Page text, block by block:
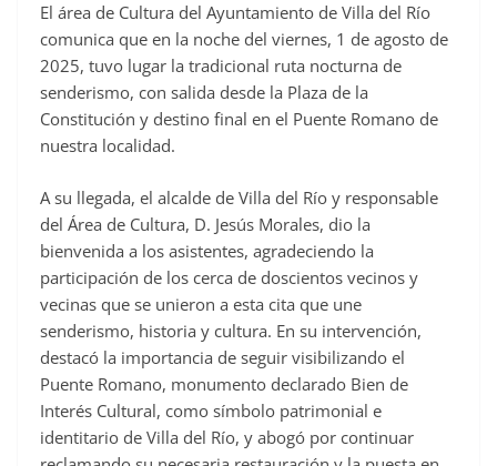
c
e
b
o
o
El área de Cultura del Ayuntamiento de Villa del Río
comunica que en la noche del viernes, 1 de agosto de
2025, tuvo lugar la tradicional ruta nocturna de
senderismo, con salida desde la Plaza de la
Constitución y destino final en el Puente Romano de
nuestra localidad.
A su llegada, el alcalde de Villa del Río y responsable
del Área de Cultura, D. Jesús Morales, dio la
bienvenida a los asistentes, agradeciendo la
participación de los cerca de doscientos vecinos y
vecinas que se unieron a esta cita que une
senderismo, historia y cultura. En su intervención,
destacó la importancia de seguir visibilizando el
Puente Romano, monumento declarado Bien de
Interés Cultural, como símbolo patrimonial e
identitario de Villa del Río, y abogó por continuar